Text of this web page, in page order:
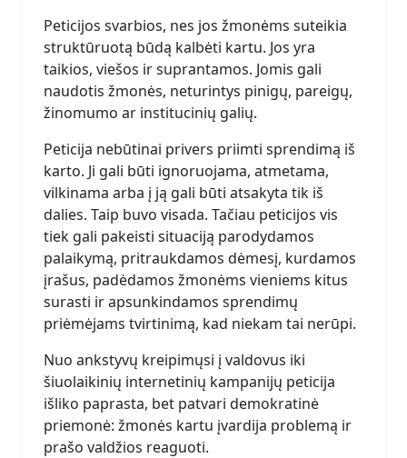
Peticijos svarbios, nes jos žmonėms suteikia
struktūruotą būdą kalbėti kartu. Jos yra
taikios, viešos ir suprantamos. Jomis gali
naudotis žmonės, neturintys pinigų, pareigų,
žinomumo ar institucinių galių.
Peticija nebūtinai privers priimti sprendimą iš
karto. Ji gali būti ignoruojama, atmetama,
vilkinama arba į ją gali būti atsakyta tik iš
dalies. Taip buvo visada. Tačiau peticijos vis
tiek gali pakeisti situaciją parodydamos
palaikymą, pritraukdamos dėmesį, kurdamos
įrašus, padėdamos žmonėms vieniems kitus
surasti ir apsunkindamos sprendimų
priėmėjams tvirtinimą, kad niekam tai nerūpi.
Nuo ankstyvų kreipimųsi į valdovus iki
šiuolaikinių internetinių kampanijų peticija
išliko paprasta, bet patvari demokratinė
priemonė: žmonės kartu įvardija problemą ir
prašo valdžios reaguoti.